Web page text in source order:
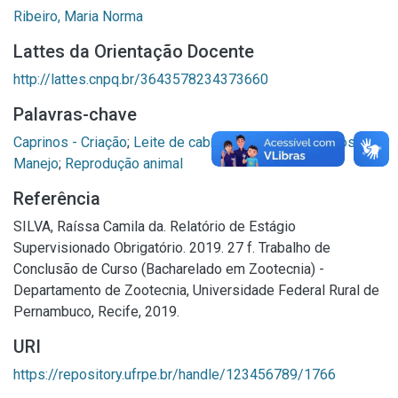
Ribeiro, Maria Norma
Lattes da Orientação Docente
http://lattes.cnpq.br/3643578234373660
Palavras-chave
Caprinos - Criação; Leite de cabra - Produção;Caprinos -
Manejo; Reprodução animal
Referência
SILVA, Raíssa Camila da. Relatório de Estágio
Supervisionado Obrigatório. 2019. 27 f. Trabalho de
Conclusão de Curso (Bacharelado em Zootecnia) -
Departamento de Zootecnia, Universidade Federal Rural de
Pernambuco, Recife, 2019.
URI
https://repository.ufrpe.br/handle/123456789/1766